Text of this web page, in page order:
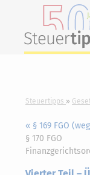
Steuertipps
« § 169 FGO
§ 170 FGO